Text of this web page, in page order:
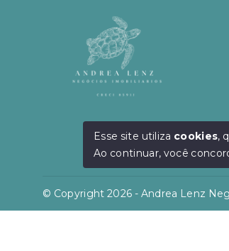
© Copyright 2026 - Andrea Lenz
Esse site utiliza cookies,
Ao continuar, você